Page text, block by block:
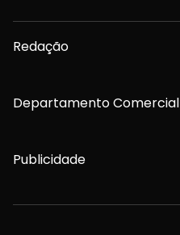
Redação
Departamento Comercial
Publicidade